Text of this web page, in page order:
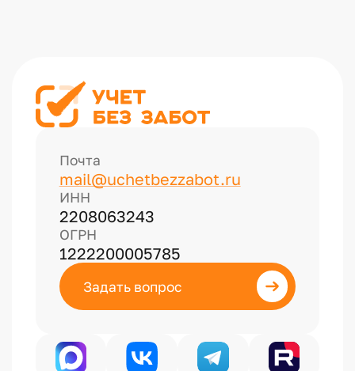
Почта
mail@uchetbezzabot.ru
ИНН
2208063243
ОГРН
1222200005785
Задать вопрос